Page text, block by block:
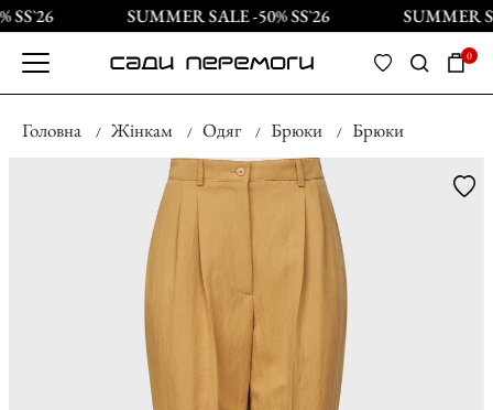
SUMMER SALE -50% SS`26 SUMMER
0
Головна Жінкам Одяг Брюки Брюки